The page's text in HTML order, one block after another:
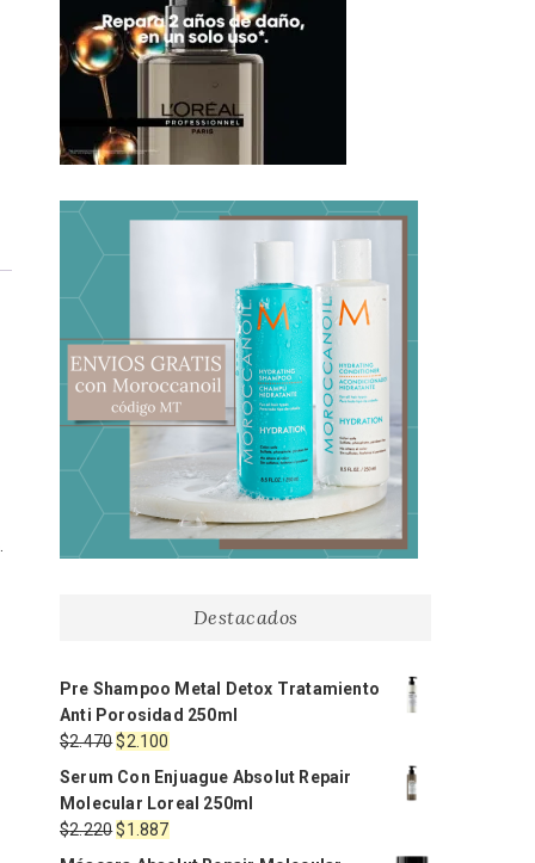
Destacados
Pre Shampoo Metal Detox Tratamiento
Anti Porosidad 250ml
$2.470El
precio
original
era:
$2.470.
$2.100
precio
actual
es:
$2.100.
Serum Con Enjuague Absolut Repair
Molecular Loreal 250ml
$2.220El
precio
$1.887El
precio